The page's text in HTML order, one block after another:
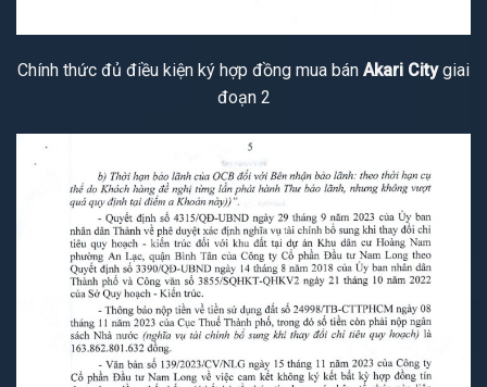
Chính thức đủ điều kiện ký hợp đồng mua bán Akari Citygiai
đoạn 2